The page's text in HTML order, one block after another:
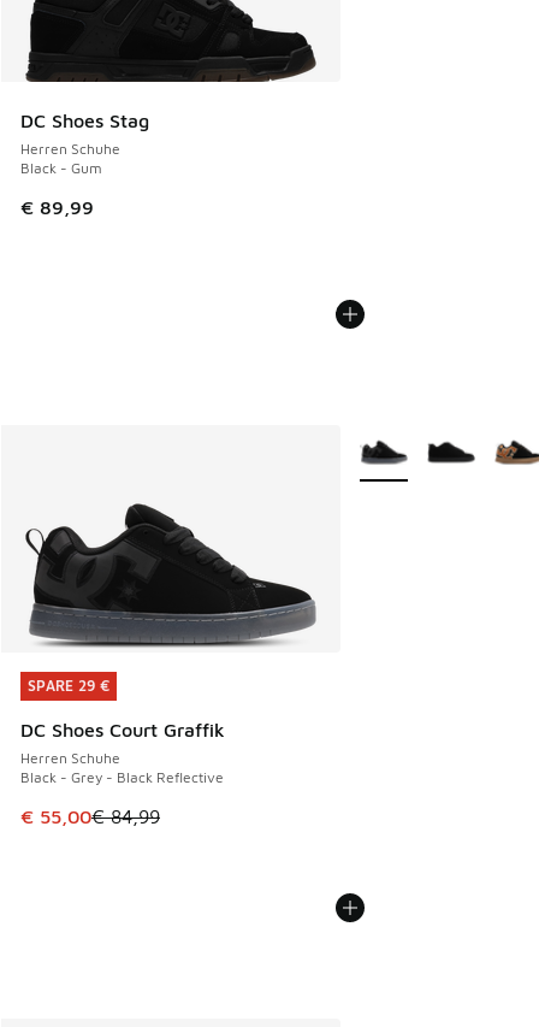
DC Shoes Stag
Herren Schuhe
Black - Gum
€ 89,99
SPARE 29 €
DC Shoes Court Graffik
Herren Schuhe
Black - Grey - Black Reflective
Dieser Artikel ist im Sale. Der Preis ist von € 84,99 auf €
€ 55,00€ 84,99
SPARE 29 €
Weitere Farben